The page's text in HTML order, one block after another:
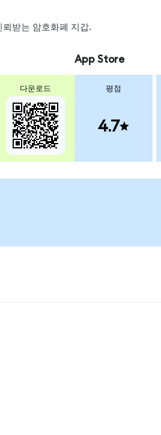
받는 암호화폐 지갑.
다운로드
App Store
평점
4.7